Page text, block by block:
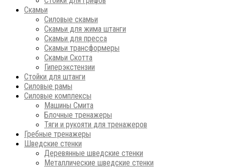
Скамьи
Силовые скамьи
Скамьи для жима штанги
Скамьи для пресса
Скамьи трансформеры
Скамьи Скотта
Гиперэкстензии
Стойки для штанги
Силовые рамы
Силовые комплексы
Машины Смита
Блочные тренажеры
Тяги и рукояти для тренажеров
Гребные тренажеры
Шведские стенки
Деревянные шведские стенки
Металлические шведские стенки